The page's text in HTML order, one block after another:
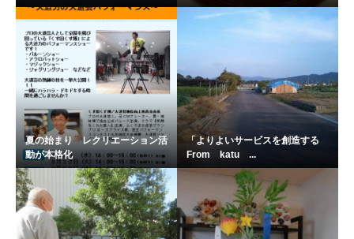
夏の始まり レクリエーション活
動が本格化
「よりよいサービスを創造する
From katu ...